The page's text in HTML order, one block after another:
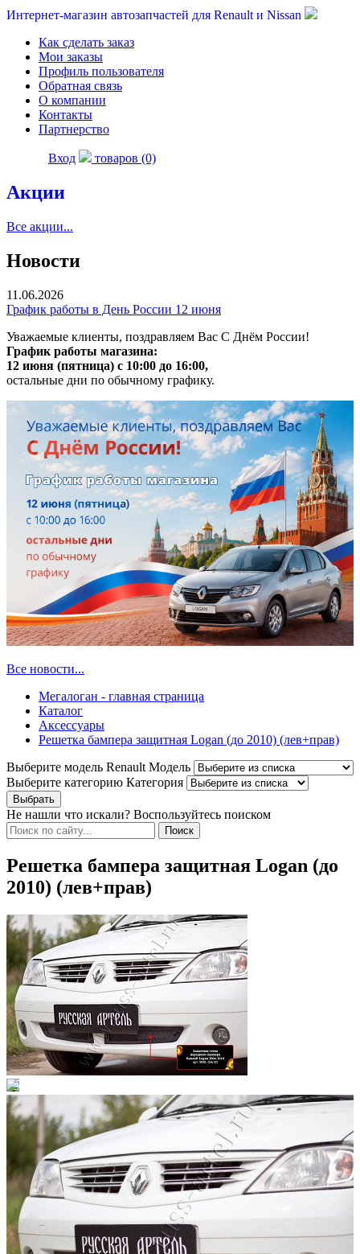
Интернет-магазин автозапчастей для Renault и Nissan
Как сделать заказ
Мои заказы
Профиль пользователя
Обратная связь
О компании
Контакты
Партнерство
Вход товаров (0)
Акции
Все акции...
Новости
11.06.2026
График работы в День России 12 июня
Уважаемые клиенты, поздравляем Вас С Днём России!
График работы магазина:
12 июня (пятница) с 10:00 до 16:00,
остальные дни по обычному графику.
Все новости...
Мегалоган - главная страница
Каталог
Аксессуары
Решетка бампера защитная Logan (до 2010) (лев+прав)
Выберите модель Renault Модель
Выберите категорию Категория
Не нашли что искали? Воспользуйтесь поиском
Решетка бампера защитная Logan (до
2010) (лев+прав)